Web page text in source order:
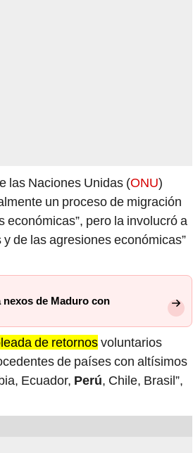
las Naciones Unidas (ONU)
un proceso de migración
pero la involucró a
de las agresiones económicas”
nexos de Maduro con
de retornosvoluntarios
de países con altísimos
Ecuador, Perú, Chile, Brasil”,